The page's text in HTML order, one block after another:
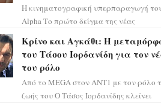
Η κινηματογραφική υπερπαραγωγή
Alpha Το πρώτο δείγμα της νέας
η αισθητική του ξεπερνά κάθε π...
Κρίνο και Αγκάθι: Η
του Τάσου Ιορδανίδη για τον
του ρόλο
Από το MEGA στον ΑΝΤ1 με τον ρόλο
ζωής του Ο Τάσος Ιορδανίδης κλείνει